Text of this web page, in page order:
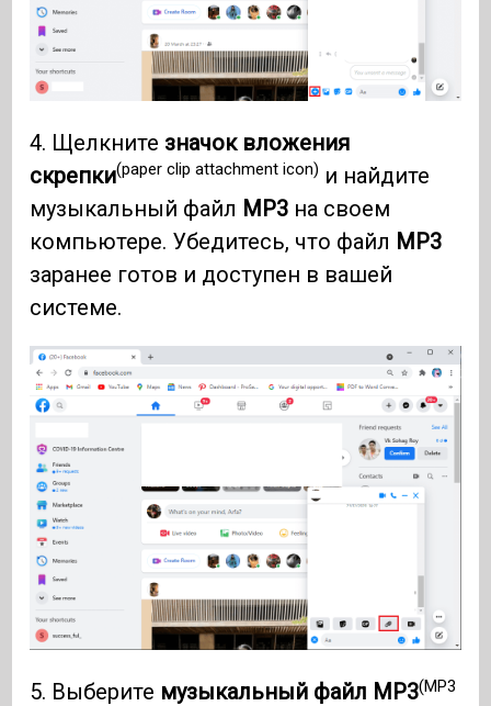
4. Щелкните значок вложения
скрепки(paper clip attachment icon) и найдите
музыкальный файл MP3 на своем
компьютере. Убедитесь, что файл MP3
заранее готов и доступен в вашей
системе.
5. Выберите музыкальный файл MP3(MP3